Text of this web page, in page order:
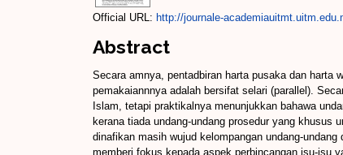
Official URL: http://journale-
Abstract
Secara amnya, pentadbiran harta pusaka dan harta
pemakaiannnya adalah bersifat selari (parallel).
Islam, tetapi praktikalnya menunjukkan bahawa
kerana tiada undang-undang prosedur yang khusus
dinafikan masih wujud kelompangan undang-
memberi fokus kepada aspek perbincangan isu-isu